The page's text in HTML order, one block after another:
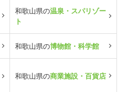
和歌山県の温泉・スパリゾー
ト
和歌山県の博物館・科学館
和歌山県の商業施設・百貨店